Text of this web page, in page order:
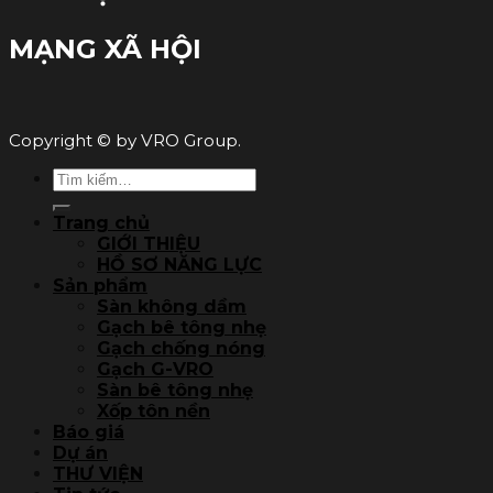
MẠNG XÃ HỘI
Copyright © by VRO Group.
Tìm
kiếm:
Trang chủ
GIỚI THIỆU
HỒ SƠ NĂNG LỰC
Sản phẩm
Sàn không dầm
Gạch bê tông nhẹ
Gạch chống nóng
Gạch G-VRO
Sàn bê tông nhẹ
Xốp tôn nền
Báo giá
Dự án
THƯ VIỆN